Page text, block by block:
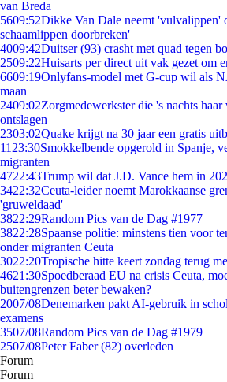
van Breda
5609:52Dikke Van Dale neemt 'vulvalippen'
schaamlippen doorbreken'
4009:42Duitser (93) crasht met quad tegen
2509:22Huisarts per direct uit vak gezet om
6609:19Onlyfans-model met G-cup wil als
maan
2409:02Zorgmedewerkster die 's nachts
ontslagen
2303:02Quake krijgt na 30 jaar een gratis
11 23:30Smokkelbende opgerold in Spanje,
migranten
4722:43Trump wil dat J.D. Vance hem in
3422:32Ceuta-leider noemt Marokkaanse
'gruweldaad'
3822:29Random Pics van de Dag #1977
3822:28Spaanse politie: minstens tien voor
onder migranten Ceuta
3022:20Tropische hitte keert zondag terug
4621:30Spoedberaad EU na crisis Ceuta,
buitengrenzen beter bewaken?
2007/08Denemarken pakt AI-gebruik in
examens
3507/08Random Pics van de Dag #1979
2507/08Peter Faber (82) overleden
Forum
Forum